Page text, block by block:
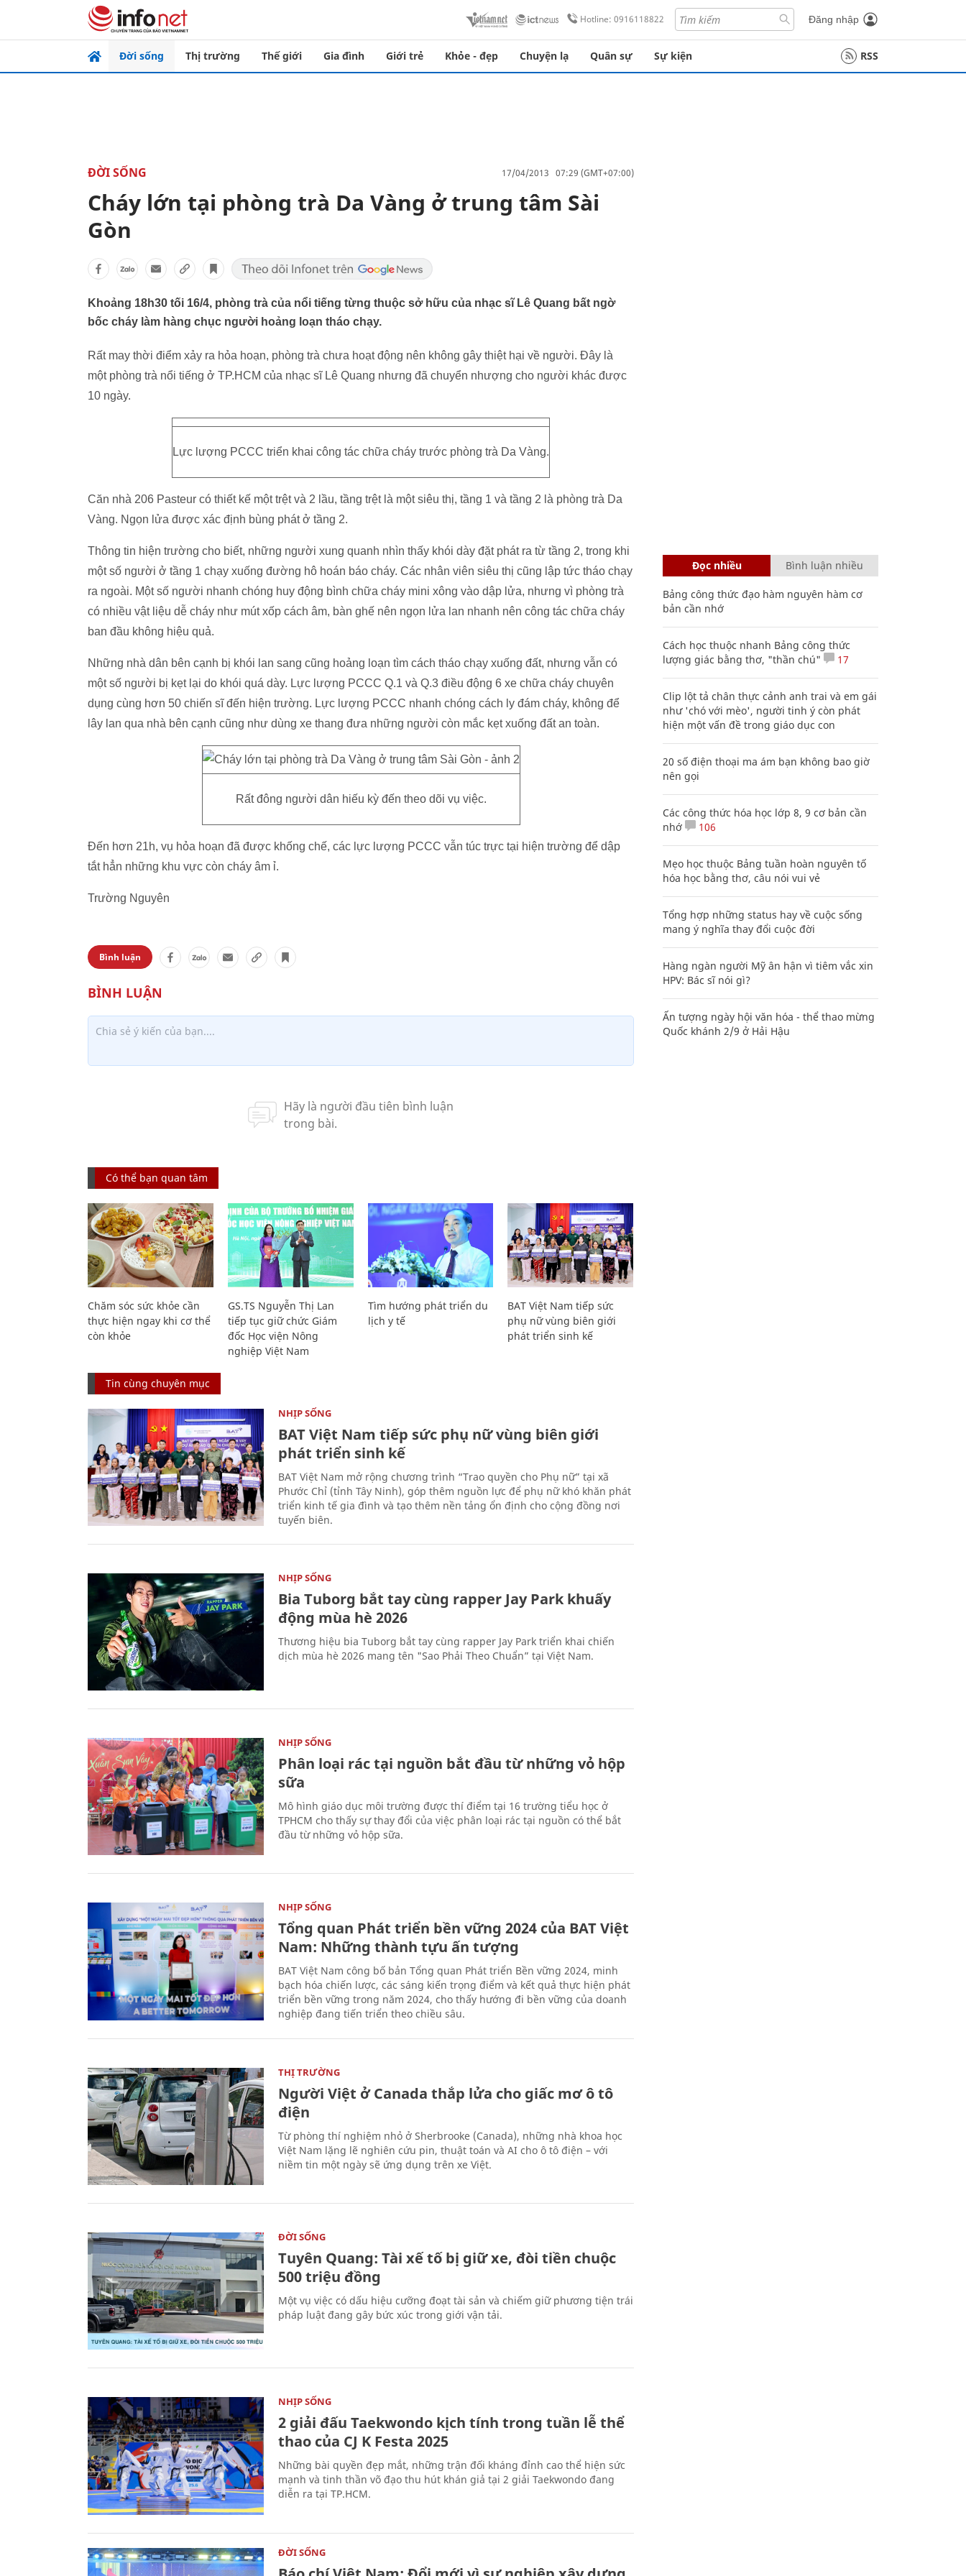
Hotline: 0916118822 Đăng nhập
Đời sống Thị trường Thế giới Gia đình Giới trẻ Khỏe - đẹp Chuyện lạ Quân sự Sự kiện RSS
ĐỜI SỐNG 17/04/2013 07:29 (GMT+07:00)
Cháy lớn tại phòng trà Da Vàng ở trung tâm Sài
Gòn
Khoảng 18h30 tối 16/4, phòng trà của nổi tiếng từng thuộc sở hữu của nhạc sĩ Lê Quang bất ngờ
bốc cháy làm hàng chục người hoảng loạn tháo chạy.
Rất may thời điểm xảy ra hỏa hoạn, phòng trà chưa hoạt động nên không gây thiệt hại về người. Đây là
một phòng trà nổi tiếng ở TP.HCM của nhạc sĩ Lê Quang nhưng đã chuyển nhượng cho người khác được
10 ngày.
Lực lượng PCCC triển khai công tác chữa cháy trước phòng trà Da Vàng.
Căn nhà 206 Pasteur có thiết kế một trệt và 2 lầu, tầng trệt là một siêu thị, tầng 1 và tầng 2 là phòng trà Da
Vàng. Ngọn lửa được xác định bùng phát ở tầng 2.
Thông tin hiện trường cho biết, những người xung quanh nhìn thấy khói dày đặt phát ra từ tầng 2, trong khi
một số người ở tầng 1 chạy xuống đường hô hoán báo cháy. Các nhân viên siêu thị cũng lập tức tháo chạy
ra ngoài. Một số người nhanh chóng huy động bình chữa cháy mini xông vào dập lửa, nhưng vì phòng trà
có nhiều vật liệu dễ cháy như mút xốp cách âm, bàn ghế nên ngọn lửa lan nhanh nên công tác chữa cháy
ban đầu không hiệu quả.
Những nhà dân bên cạnh bị khói lan sang cũng hoảng loạn tìm cách tháo chạy xuống đất, nhưng vẫn có
một số người bị kẹt lại do khói quá dày. Lực lượng PCCC Q.1 và Q.3 điều động 6 xe chữa cháy chuyên
dụng cùng hơn 50 chiến sĩ đến hiện trường. Lực lượng PCCC nhanh chóng cách ly đám cháy, không để
lây lan qua nhà bên cạnh cũng như dùng xe thang đưa những người còn mắc kẹt xuống đất an toàn.
Rất đông người dân hiếu kỳ đến theo dõi vụ việc.
Đến hơn 21h, vụ hỏa hoạn đã được khống chế, các lực lượng PCCC vẫn túc trực tại hiện trường để dập
tắt hẳn những khu vực còn cháy âm ỉ.
Trường Nguyên
Bình luận
Có thể bạn quan tâm
Chăm sóc sức khỏe cần
thực hiện ngay khi cơ thể
còn khỏe
GS.TS Nguyễn Thị Lan
tiếp tục giữ chức Giám
đốc Học viện Nông
nghiệp Việt Nam
Tìm hướng phát triển du
lịch y tế
BAT Việt Nam tiếp sức
phụ nữ vùng biên giới
phát triển sinh kế
Tin cùng chuyên mục
NHỊP SỐNG
BAT Việt Nam tiếp sức phụ nữ vùng biên giới
phát triển sinh kế
BAT Việt Nam mở rộng chương trình “Trao quyền cho Phụ nữ” tại xã
Phước Chỉ (tỉnh Tây Ninh), góp thêm nguồn lực để phụ nữ khó khăn phát
triển kinh tế gia đình và tạo thêm nền tảng ổn định cho cộng đồng nơi
tuyến biên.
NHỊP SỐNG
Bia Tuborg bắt tay cùng rapper Jay Park khuấy
động mùa hè 2026
Thương hiệu bia Tuborg bắt tay cùng rapper Jay Park triển khai chiến
dịch mùa hè 2026 mang tên "Sao Phải Theo Chuẩn” tại Việt Nam.
NHỊP SỐNG
Phân loại rác tại nguồn bắt đầu từ những vỏ hộp
sữa
Mô hình giáo dục môi trường được thí điểm tại 16 trường tiểu học ở
TPHCM cho thấy sự thay đổi của việc phân loại rác tại nguồn có thể bắt
đầu từ những vỏ hộp sữa.
NHỊP SỐNG
Tổng quan Phát triển bền vững 2024 của BAT Việt
Nam: Những thành tựu ấn tượng
BAT Việt Nam công bố bản Tổng quan Phát triển Bền vững 2024, minh
bạch hóa chiến lược, các sáng kiến trọng điểm và kết quả thực hiện phát
triển bền vững trong năm 2024, cho thấy hướng đi bền vững của doanh
nghiệp đang tiến triển theo chiều sâu.
THỊ TRƯỜNG
Người Việt ở Canada thắp lửa cho giấc mơ ô tô
điện
Từ phòng thí nghiệm nhỏ ở Sherbrooke (Canada), những nhà khoa học
Việt Nam lặng lẽ nghiên cứu pin, thuật toán và AI cho ô tô điện – với
niềm tin một ngày sẽ ứng dụng trên xe Việt.
ĐỜI SỐNG
Tuyên Quang: Tài xế tố bị giữ xe, đòi tiền chuộc
500 triệu đồng
Một vụ việc có dấu hiệu cưỡng đoạt tài sản và chiếm giữ phương tiện trái
pháp luật đang gây bức xúc trong giới vận tải.
NHỊP SỐNG
2 giải đấu Taekwondo kịch tính trong tuần lễ thể
thao của CJ K Festa 2025
Những bài quyền đẹp mắt, những trận đối kháng đỉnh cao thể hiện sức
mạnh và tinh thần võ đạo thu hút khán giả tại 2 giải Taekwondo đang
diễn ra tại TP.HCM.
ĐỜI SỐNG
Đọc nhiều Bình luận nhiều
Bảng công thức đạo hàm nguyên hàm cơ
bản cần nhớ
Cách học thuộc nhanh Bảng công thức
lượng giác bằng thơ, "thần chú"
17
Clip lột tả chân thực cảnh anh trai và em gái
như 'chó với mèo', người tinh ý còn phát
hiện một vấn đề trong giáo dục con
20 số điện thoại ma ám bạn không bao giờ
nên gọi
Các công thức hóa học lớp 8, 9 cơ bản cần
nhớ
106
Mẹo học thuộc Bảng tuần hoàn nguyên tố
hóa học bằng thơ, câu nói vui vẻ
Tổng hợp những status hay về cuộc sống
mang ý nghĩa thay đổi cuộc đời
Hàng ngàn người Mỹ ân hận vì tiêm vắc xin
HPV: Bác sĩ nói gì?
Ấn tượng ngày hội văn hóa - thể thao mừng
Quốc khánh 2/9 ở Hải Hậu